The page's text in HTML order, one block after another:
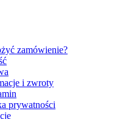
zamówienie?
i zwroty
prywatności